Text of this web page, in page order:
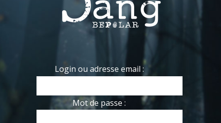
Login ou adresse email :
Mot de passe :